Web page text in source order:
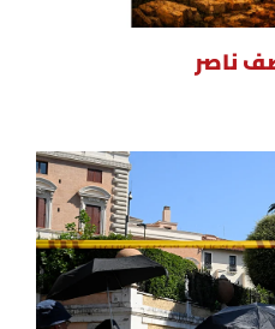
ناصر